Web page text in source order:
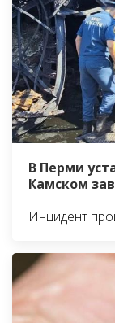
В Перми
Камском
Инцидент